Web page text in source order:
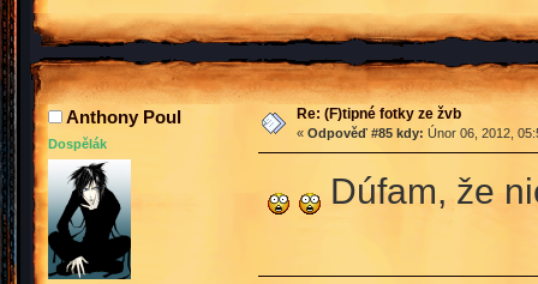
Anthony Poul
Dospělák
Re: (F)tipné fotky ze žvb
« Odpověď #85 kdy: Únor 06, 2012,
Dúfam, že